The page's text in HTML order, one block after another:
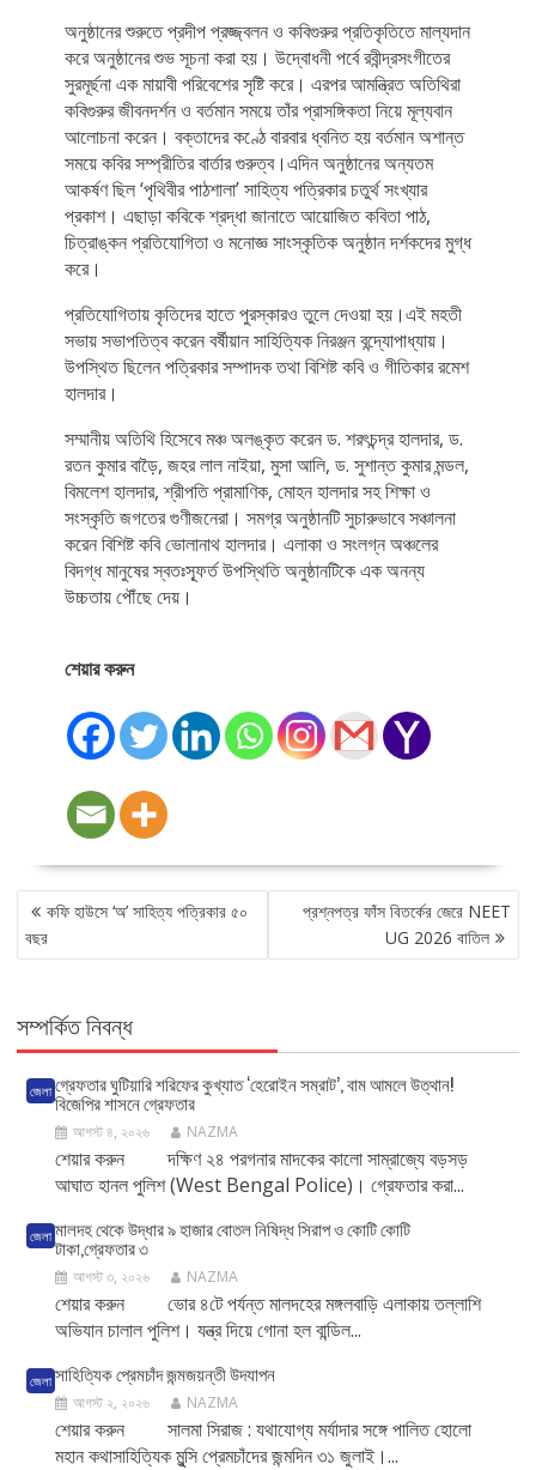
অনুষ্ঠানের শুরুতে প্রদীপ প্রজ্জ্বলন ও কবিগুরুর প্রতিকৃতিতে মাল্যদান
করে অনুষ্ঠানের শুভ সূচনা করা হয়। উদ্বোধনী পর্বে রবীন্দ্রসংগীতের
সুরমূর্ছনা এক মায়াবী পরিবেশের সৃষ্টি করে। এরপর আমন্ত্রিত অতিথিরা
কবিগুরুর জীবনদর্শন ও বর্তমান সময়ে তাঁর প্রাসঙ্গিকতা নিয়ে মূল্যবান
আলোচনা করেন। বক্তাদের কণ্ঠে বারবার ধ্বনিত হয় বর্তমান অশান্ত
সময়ে কবির সম্প্রীতির বার্তার গুরুত্ব।এদিন অনুষ্ঠানের অন্যতম
আকর্ষণ ছিল ‘পৃথিবীর পাঠশালা’ সাহিত্য পত্রিকার চতুর্থ সংখ্যার
প্রকাশ। এছাড়া কবিকে শ্রদ্ধা জানাতে আয়োজিত কবিতা পাঠ,
চিত্রাঙ্কন প্রতিযোগিতা ও মনোজ্ঞ সাংস্কৃতিক অনুষ্ঠান দর্শকদের মুগ্ধ
করে।
প্রতিযোগিতায় কৃতিদের হাতে পুরস্কারও তুলে দেওয়া হয়।এই মহতী
সভায় সভাপতিত্ব করেন বর্ষীয়ান সাহিত্যিক নিরঞ্জন বন্দ্যোপাধ্যায়।
উপস্থিত ছিলেন পত্রিকার সম্পাদক তথা বিশিষ্ট কবি ও গীতিকার রমেশ
হালদার।
সম্মানীয় অতিথি হিসেবে মঞ্চ অলঙ্কৃত করেন ড. শরৎচন্দ্র হালদার, ড.
রতন কুমার বাড়ৈ, জহর লাল নাইয়া, মুসা আলি, ড. সুশান্ত কুমার মন্ডল,
বিমলেশ হালদার, শ্রীপতি প্রামাণিক, মোহন হালদার সহ শিক্ষা ও
সংস্কৃতি জগতের গুণীজনেরা। সমগ্র অনুষ্ঠানটি সুচারুভাবে সঞ্চালনা
করেন বিশিষ্ট কবি ভোলানাথ হালদার। এলাকা ও সংলগ্ন অঞ্চলের
বিদগ্ধ মানুষের স্বতঃস্ফূর্ত উপস্থিতি অনুষ্ঠানটিকে এক অনন্য
উচ্চতায় পৌঁছে দেয়।
শেয়ার করুন
POST
NAVIGATION
কফি হাউসে ‘অ’ সাহিত্য পত্রিকার ৫০
বছর
প্রশ্নপত্র ফাঁস বিতর্কের জেরে NEET
UG 2026 বাতিল
সম্পর্কিত নিবন্ধ
জেলা গ্রেফতার ঘুটিয়ারি শরিফের কুখ্যাত ‘হেরোইন সম্রাট’, বাম আমলে উত্থান!
বিজেপির শাসনে গ্রেফতার
আগস্ট ৪, ২০২৬ NAZMA
শেয়ার করুন দক্ষিণ ২৪ পরগনার মাদকের কালো সাম্রাজ্যে বড়সড়
আঘাত হানল পুলিশ (West Bengal Police)। গ্রেফতার করা...
জেলা মালদহ থেকে উদ্ধার ৯ হাজার বোতল নিষিদ্ধ সিরাপ ও কোটি কোটি
টাকা,গ্রেফতার ৩
আগস্ট ৩, ২০২৬ NAZMA
শেয়ার করুন ভোর ৪টে পর্যন্ত মালদহের মঙ্গলবাড়ি এলাকায় তল্লাশি
অভিযান চালাল পুলিশ। যন্ত্র দিয়ে গোনা হল বান্ডিল...
জেলা সাহিত্যিক প্রেমচাঁদ জন্মজয়ন্তী উদযাপন
আগস্ট ২, ২০২৬ NAZMA
শেয়ার করুন সালমা সিরাজ : যথাযোগ্য মর্যাদার সঙ্গে পালিত হোলো
মহান কথাসাহিত্যিক মু্ন্সি প্রেমচাঁদের জন্মদিন ৩১ জুলাই।...